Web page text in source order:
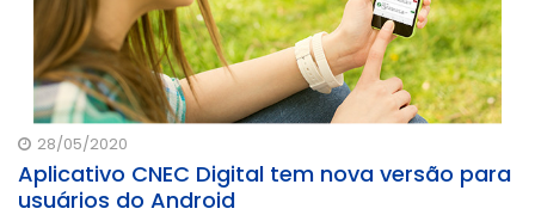
28/05/2020
Aplicativo CNEC Digital tem nova versão para
usuários do Android